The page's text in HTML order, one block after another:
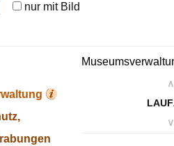
nur mit Bild
∧
∨